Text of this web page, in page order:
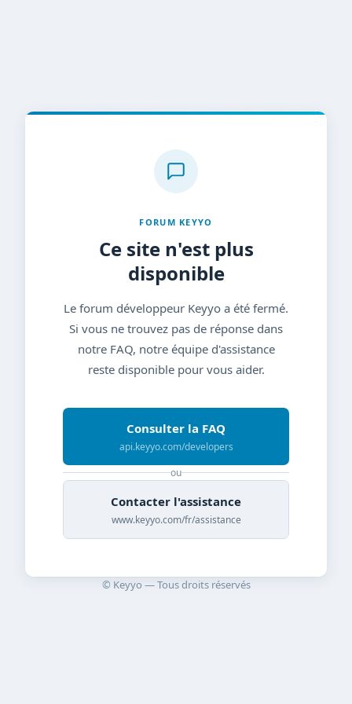
FORUM KEYYO
Ce site n'est plus
disponible
Le forum développeur Keyyo a été fermé.
Si vous ne trouvez pas de réponse dans
notre FAQ, notre équipe d'assistance
reste disponible pour vous aider.
Consulter la FAQ
api.keyyo.com/developers
ou
Contacter l'assistance
www.keyyo.com/fr/assistance
© Keyyo — Tous droits réservés